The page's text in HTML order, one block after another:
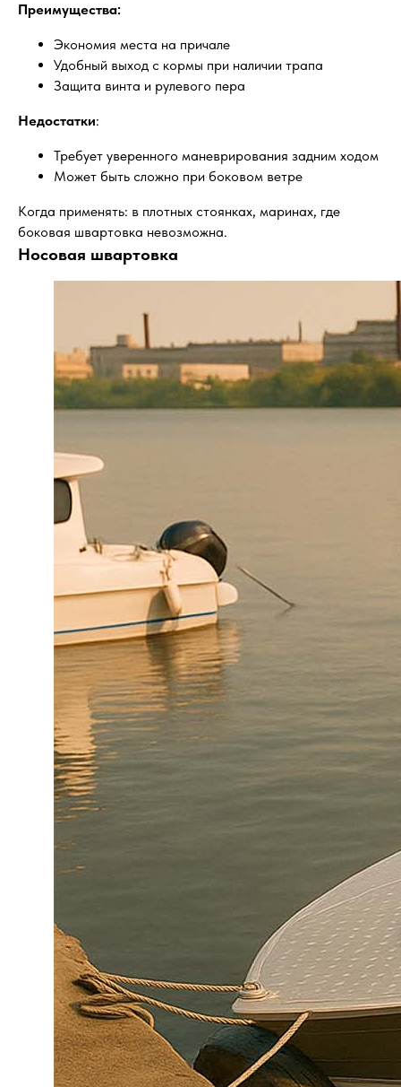
Преимущества:
Экономия места на причале
Удобный выход с кормы при наличии трапа
Защита винта и рулевого пера
Недостатки:
Требует уверенного маневрирования задним ходом
Может быть сложно при боковом ветре
Когда применять: в плотных стоянках, маринах, где
боковая швартовка невозможна.
Носовая швартовка